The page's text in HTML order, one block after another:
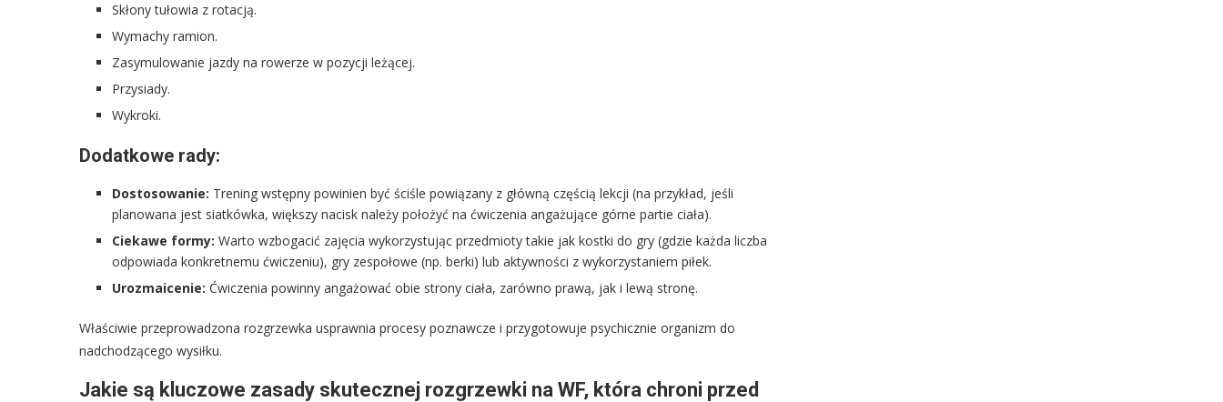
Skłony tułowia z rotacją.
Wymachy ramion.
Zasymulowanie jazdy na rowerze w pozycji leżącej.
Przysiady.
Wykroki.
Dodatkowe rady:
Dostosowanie: Trening wstępny powinien być ściśle powiązany z główną częścią lekcji (na przykład, jeśli
planowana jest siatkówka, większy nacisk należy położyć na ćwiczenia angażujące górne partie ciała).
Ciekawe formy: Warto wzbogacić zajęcia wykorzystując przedmioty takie jak kostki do gry (gdzie każda liczba
odpowiada konkretnemu ćwiczeniu), gry zespołowe (np. berki) lub aktywności z wykorzystaniem piłek.
Urozmaicenie: Ćwiczenia powinny angażować obie strony ciała, zarówno prawą, jak i lewą stronę.
Właściwie przeprowadzona rozgrzewka usprawnia procesy poznawcze i przygotowuje psychicznie organizm do
nadchodzącego wysiłku.
Jakie są kluczowe zasady skutecznej rozgrzewki na WF, która chroni przed